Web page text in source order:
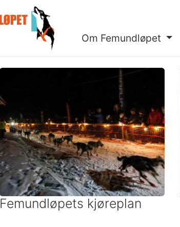
Om Femundløpet
Femundløpets kjøreplan